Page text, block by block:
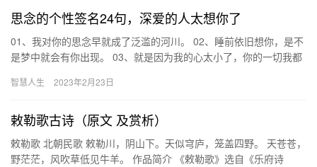
思念的个性签名24句，深爱的人太想你了
01、我对你的思念早就成了泛滥的河川。 02、睡前依旧想你，是不
是梦中就会有你出现。 03、就是因为我的心太小了，你的一切我都
智慧人生 2023年2月23日
敕勒歌古诗（原文 及赏析）
敕勒歌 北朝民歌 敕勒川，阴山下。天似穹庐，笼盖四野。 天苍苍，
野茫茫，风吹草低见牛羊。 作品简介 《敕勒歌》选自《乐府诗